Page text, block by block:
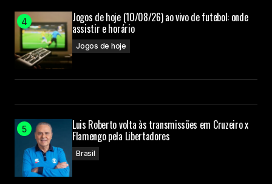
Jogos de hoje (10/08/26) ao vivo de futebol: onde
assistir e horário
Jogos de hoje
Luis Roberto volta às transmissões em Cruzeiro x
Flamengo pela Libertadores
Brasil